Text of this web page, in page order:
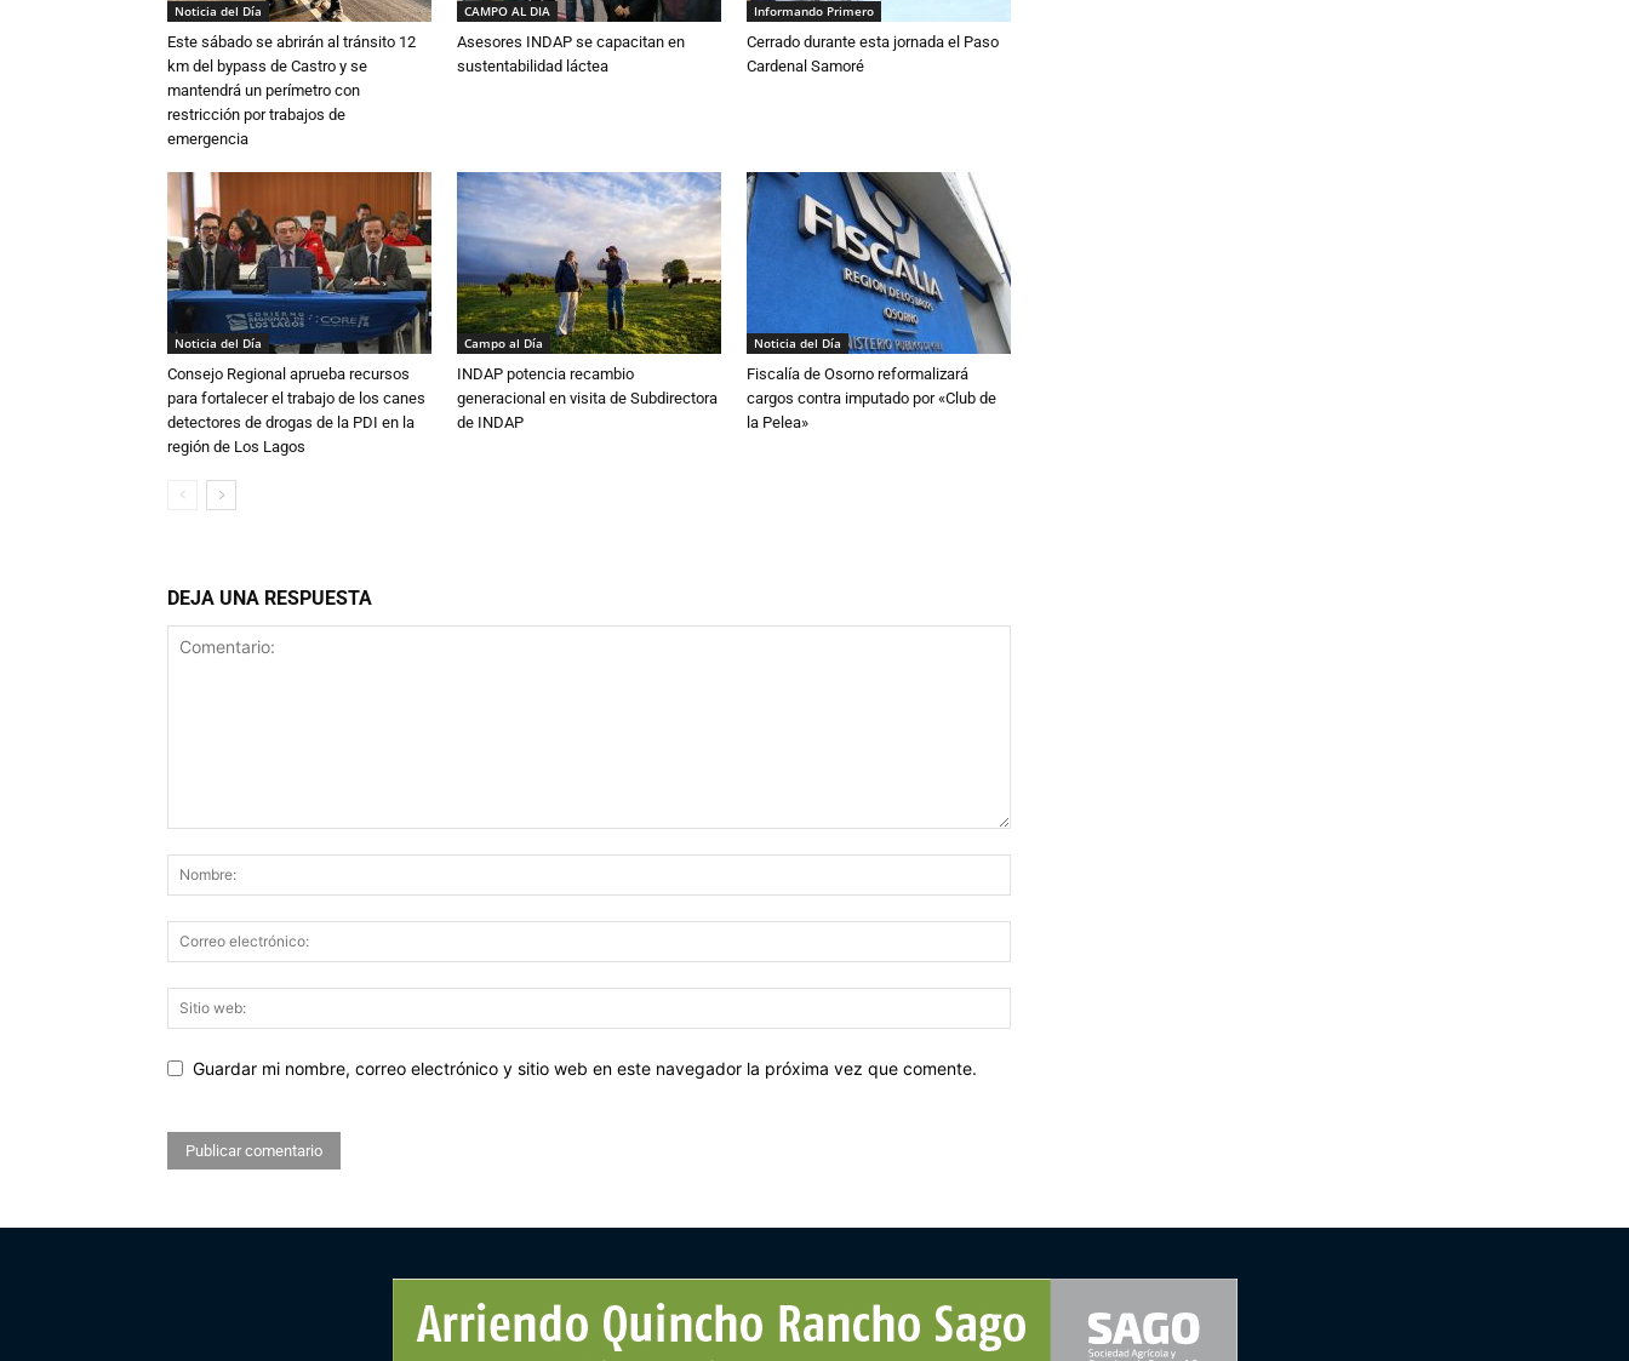
Noticia del Día
Este sábado se abrirán al tránsito 12
km del bypass de Castro y se
mantendrá un perímetro con
restricción por trabajos de
emergencia
CAMPO AL DIA
Asesores INDAP se capacitan en
sustentabilidad láctea
Informando Primero
Cerrado durante esta jornada el Paso
Cardenal Samoré
Noticia del Día
Consejo Regional aprueba recursos
para fortalecer el trabajo de los canes
detectores de drogas de la PDI en la
región de Los Lagos
Campo al Día
INDAP potencia recambio
generacional en visita de Subdirectora
de INDAP
Noticia del Día
Fiscalía de Osorno reformalizará
cargos contra imputado por «Club de
la Pelea»
DEJA UNA RESPUESTA
Guardar mi nombre, correo electrónico y sitio web en este navegador la próxima vez que comente.